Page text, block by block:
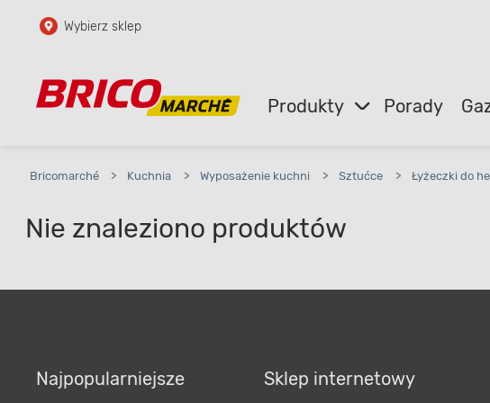
Przejdź do głównej zawartości
Przejdź do wyszukiwarki
Wybierz sklep
Produkty Porady
Bricomarché > Kuchnia > Wyposażenie kuchni > Sztućce > Łyżeczki do
Nie znaleziono produktów
Najpopularniejsze Sklep internetowy